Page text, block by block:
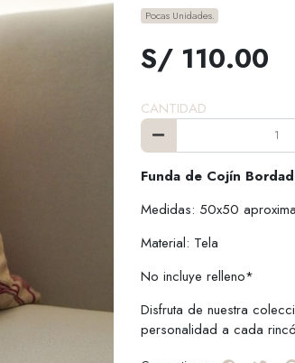
Pocas Unidades.
S/ 110.00
CANTIDAD
Funda de Cojín
Medidas: 50x50
Material: Tela
No incluye relleno*
Disfruta de nuestra
personalidad a cada